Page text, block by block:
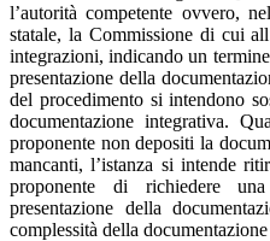
l’autorità competente ovvero,
statale, la Commissione di cui
integrazioni, indicando un
presentazione della
del procedimento si intendono
documentazione integrativa.
proponente non depositi la
mancanti, l’istanza si intende
proponente di richiedere
presentazione della
complessità della documentazione